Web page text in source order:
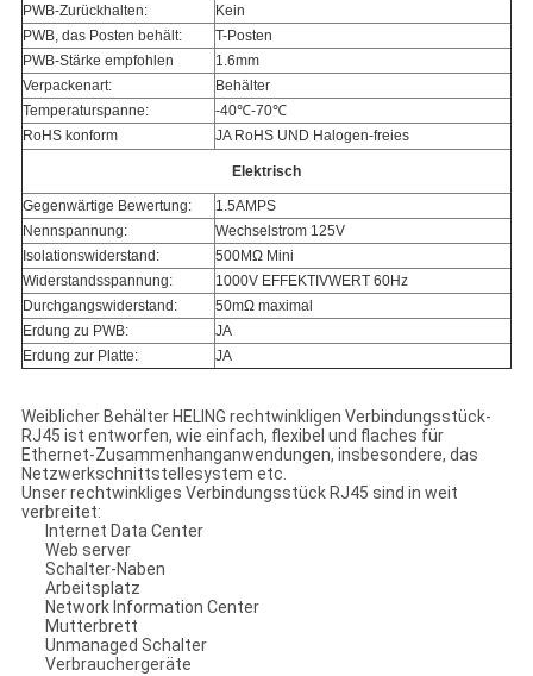
PWB-Zurückhalten:
Kein
PWB, das Posten behält:
T-Posten
PWB-Stärke empfohlen
1.6mm
Verpackenart:
Behälter
Temperaturspanne:
-40℃-70℃
RoHS konform
JA RoHS UND Halogen-freies
Elektrisch
Gegenwärtige Bewertung:
1.5AMPS
Nennspannung:
Wechselstrom 125V
Isolationswiderstand:
500MΩ Mini
Widerstandsspannung:
1000V EFFEKTIVWERT 60Hz
Durchgangswiderstand:
50mΩ maximal
Erdung zu PWB:
JA
Erdung zur Platte:
JA
Weiblicher Behälter HELING rechtwinkligen Verbindungsstück-
RJ45 ist entworfen, wie einfach, flexibel und flaches für
Ethernet-Zusammenhanganwendungen, insbesondere, das
Netzwerkschnittstellesystem etc.
Unser rechtwinkliges Verbindungsstück RJ45 sind in weit
verbreitet:
Internet Data Center
Web server
Schalter-Naben
Arbeitsplatz
Network Information Center
Mutterbrett
Unmanaged Schalter
Verbrauchergeräte